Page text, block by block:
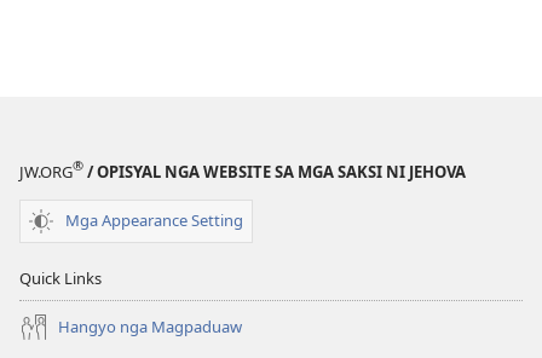
JW.ORG® / OPISYAL NGA WEBSITE SA MGA SAKSI NI JEHOVA
Mga Appearance Setting
Quick Links
Hangyo nga Magpaduaw